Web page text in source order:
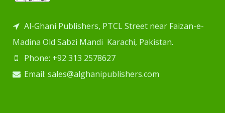
Al-Ghani Publishers, PTCL Street near Faizan-e-
Madina Old Sabzi Mandi Karachi, Pakistan.
Phone: +92 313 2578627
Email: sales@alghanipublishers.com